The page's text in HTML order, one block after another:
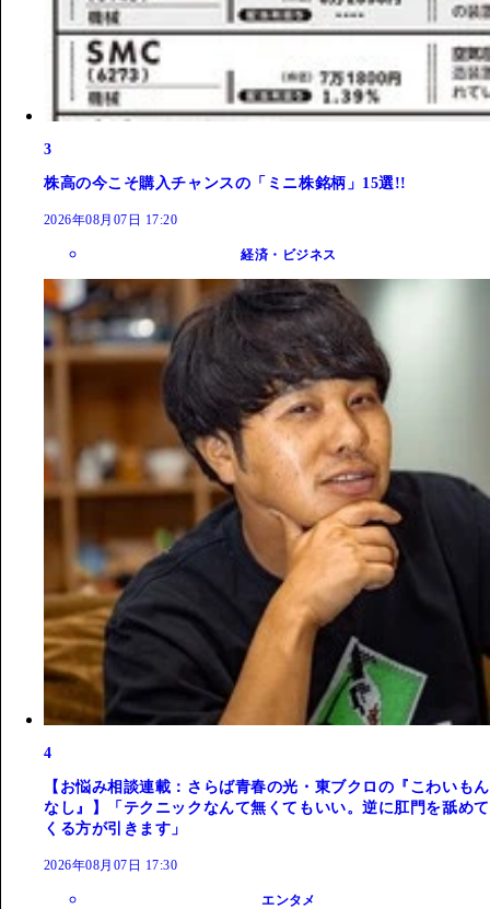
3
株高の今こそ購入チャンスの「ミニ株銘柄」15選!!
2026年08月07日 17:20
経済・ビジネス
4
【お悩み相談連載：さらば青春の光・東ブクロの『こわいもん
なし』】「テクニックなんて無くてもいい。逆に肛門を舐めて
くる方が引きます」
2026年08月07日 17:30
エンタメ